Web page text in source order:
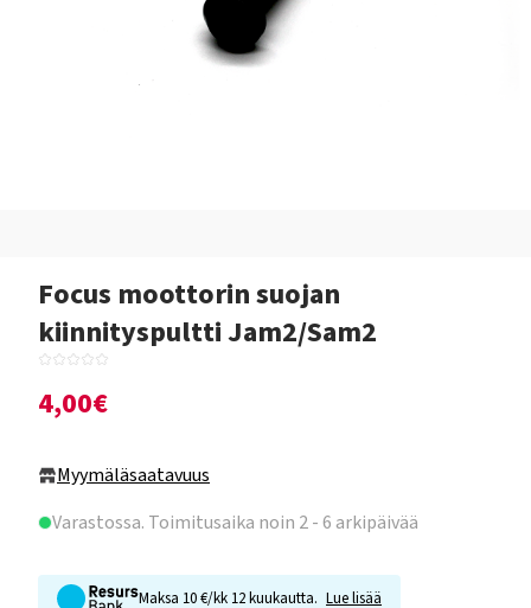
Focus moottorin suojan
kiinnityspultti Jam2/Sam2
4,00€
Myymäläsaatavuus
Varastossa. Toimitusaika noin 2 - 6 arkipäivää
Maksa 10 €/kk 12 kuukautta. Lue lisää